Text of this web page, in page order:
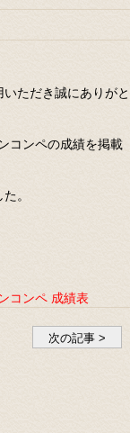
ただき誠にありがと
コンペの成績を掲載
。
ンペ 成績表
次の記事 >